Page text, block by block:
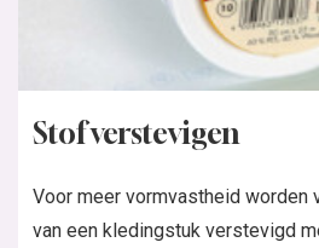
Stof verstevigen
Voor meer vormvastheid worden
van een kledingstuk verstevigd